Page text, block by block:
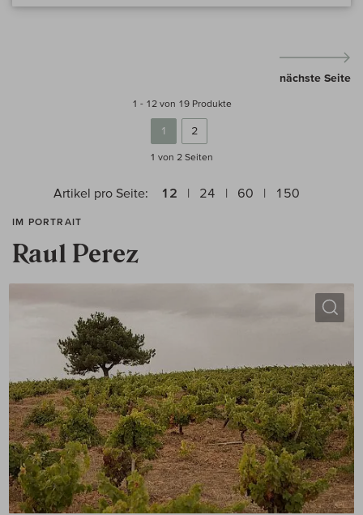
1 - 12 von 19 Produkte
1 2
nächste Seite
1 von 2 Seiten
Artikel pro Seite: 12 24 60 150
IM PORTRAIT
Raul Perez